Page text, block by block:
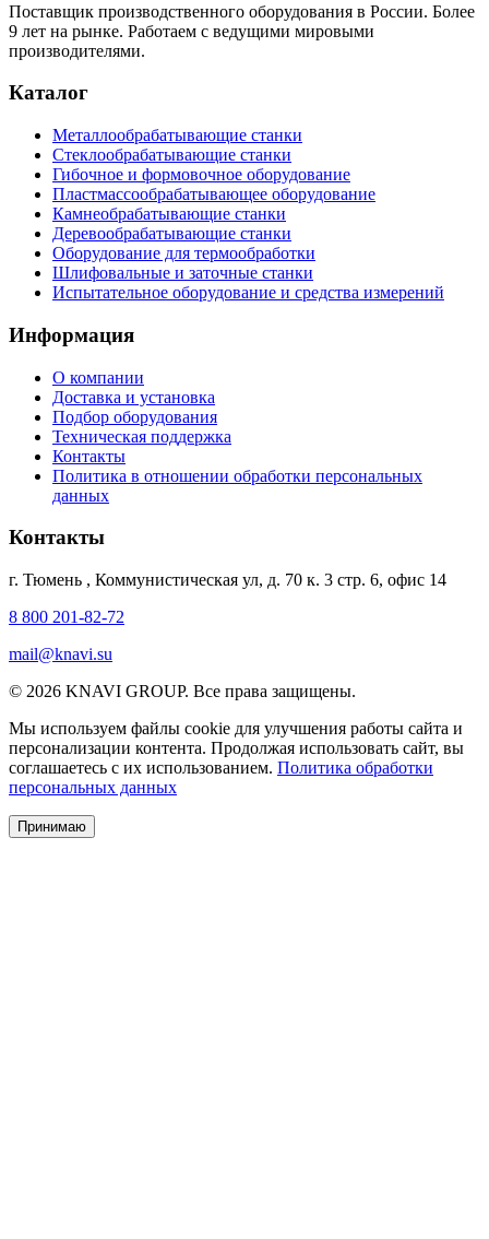
Поставщик производственного оборудования в России. Более
9 лет на рынке. Работаем с ведущими мировыми
производителями.
Каталог
Металлообрабатывающие станки
Стеклообрабатывающие станки
Гибочное и формовочное оборудование
Пластмассообрабатывающее оборудование
Камнеобрабатывающие станки
Деревообрабатывающие станки
Оборудование для термообработки
Шлифовальные и заточные станки
Испытательное оборудование и средства измерений
Информация
О компании
Доставка и установка
Подбор оборудования
Техническая поддержка
Контакты
Политика в отношении обработки персональных
данных
Контакты
г. Тюмень , Коммунистическая ул, д. 70 к. 3 стр. 6, офис 14
8 800 201-82-72
mail@knavi.su
© 2026 KNAVI GROUP. Все права защищены.
Мы используем файлы cookie для улучшения работы сайта и
персонализации контента. Продолжая использовать сайт, вы
соглашаетесь с их использованием. Политика обработки
персональных данных
Принимаю